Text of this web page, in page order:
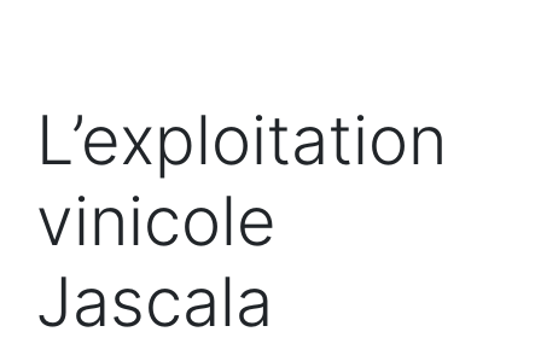
L’exploitation
vinicole
Jascala